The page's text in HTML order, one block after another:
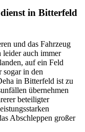
in Bitterfeld
und das Fahrzeug
leider auch immer
auf ein Feld
sogar in den
in Bitterfeld ist zu
übernehmen
beteiligter
Abschleppen großer